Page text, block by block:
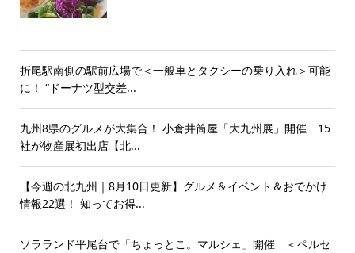
折尾駅南側の駅前広場で＜一般車とタクシーの乗り入れ＞可能
に！ “ドーナツ型交差...
九州8県のグルメが大集合！ 小倉井筒屋「大九州展」開催 15
社が物産展初出店【北...
【今週の北九州｜8月10日更新】グルメ＆イベント＆おでかけ
情報22選！ 知ってお得...
ソラランド平尾台で「ちょっとこ。マルシェ」開催 ＜ペルセ